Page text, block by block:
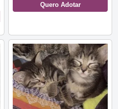
Quero Adotar